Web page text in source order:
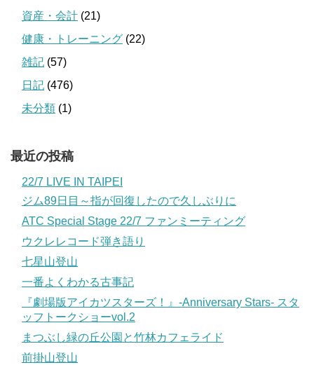
資産・会計 (21)
健康・トレーニング (22)
雑記 (57)
日記 (476)
未分類 (1)
最近の投稿
22/7 LIVE IN TAIPEI
ジム89日目～指が回復したので久しぶりに
ATC Special Stage 22/7 ファンミーティング
ウクレレコード弾き語り
七星山登山
一番よくわかる古事記
『劇場版アイカツスターズ！』-Anniversary Stars- スタ
ッフトークショーvol.2
まつぶし緑の丘公園と竹林カフェライド
前掛山登山